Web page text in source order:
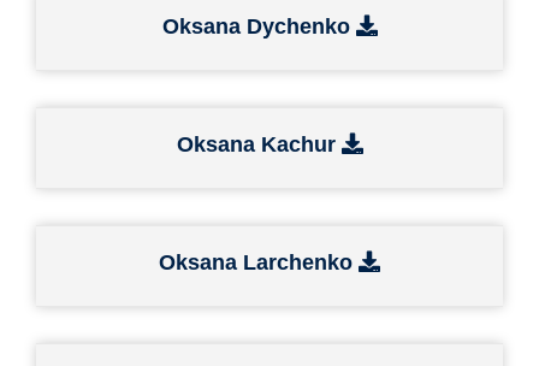
Oksana Dychenko
Oksana Kachur
Oksana Larchenko